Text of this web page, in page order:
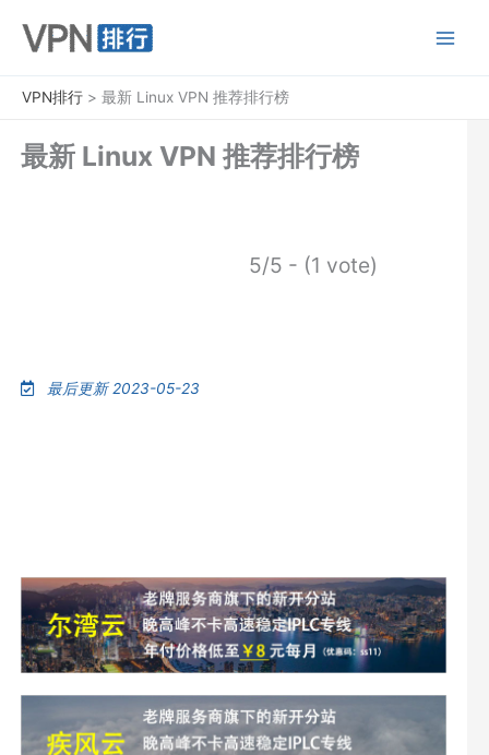
VPN排行 > 最新 Linux VPN 推荐排行榜
最新 Linux VPN 推荐排行榜
5/5 - (1 vote)
最后更新 2023-05-23